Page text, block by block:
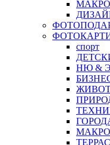
МАКРО
спорт
НЮ &
МАКРО